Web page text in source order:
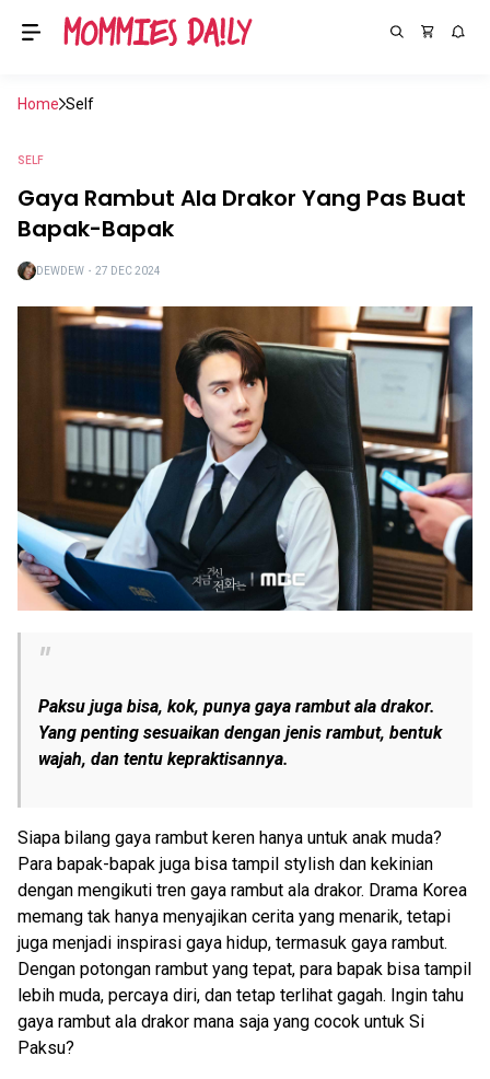
Home Self
SELF
Gaya Rambut Ala Drakor Yang Pas Buat
Bapak-Bapak
DEWDEW ・ 27 DEC 2024
Paksu juga bisa, kok, punya gaya rambut ala drakor.
Yang penting sesuaikan dengan jenis rambut, bentuk
wajah, dan tentu kepraktisannya.
Siapa bilang gaya rambut keren hanya untuk anak muda?
Para bapak-bapak juga bisa tampil stylish dan kekinian
dengan mengikuti tren gaya rambut ala drakor. Drama Korea
memang tak hanya menyajikan cerita yang menarik, tetapi
juga menjadi inspirasi gaya hidup, termasuk gaya rambut.
Dengan potongan rambut yang tepat, para bapak bisa tampil
lebih muda, percaya diri, dan tetap terlihat gagah. Ingin tahu
gaya rambut ala drakor mana saja yang cocok untuk Si
Paksu?